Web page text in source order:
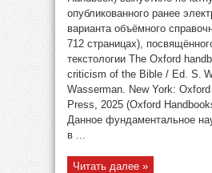
опубликованного ранее
варианта объёмного
712 страницах),
текстологии The Oxford
criticism of the Bible / Ed. S.
Wasserman. New York:
Press, 2025 (Oxford
Данное фундаментальное
в ...
Читать далее »